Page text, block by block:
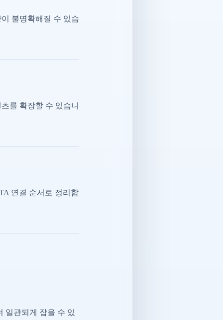
불명확해질 수 있습
를 확장할 수 있습니
연결 순서로 정리합
일관되게 잡을 수 있